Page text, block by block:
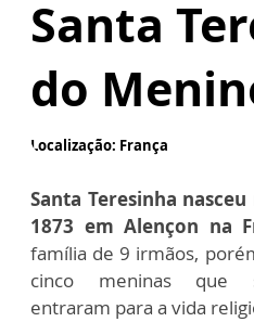
Santa
do
Localização: França
Santa Teresinha
1873 em Alençon na
família de 9 irmãos,
cinco meninas que
entraram para a vida